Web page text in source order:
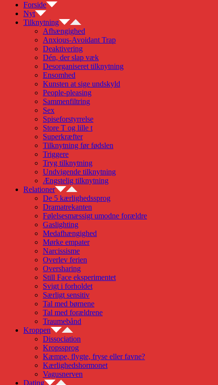
Forside
Nyt
Tilknytning
Afhængighed
Anxious-Avoidant Trap
Deaktivering
Dén, der slap væk
Desorganiseret tilknytning
Ensomhed
Kunsten at sige undskyld
People-pleasing
Sammenfiltring
Sex
Spiseforstyrrelse
Store T og lille t
Superkræfter
Tilknytning før fødslen
Triggere
Tryg tilknytning
Undvigende tilknytning
Ængstelig tilknytning
Relationer
De 5 kærlighedssprog
Dramatrekanten
Følelsesmæssigt umodne forældre
Gaslighting
Medafhængighed
Mørke empater
Narcissisme
Overlev ferien
Oversharing
Still Face eksperimentet
Svigt i forholdet
Særligt sensitiv
Tal med børnene
Tal med forældrene
Traumebånd
Kroppen
Dissociation
Kropssprog
Kæmpe, flygte, fryse eller favne?
Kærlighedshormonet
Vagusnerven
Dating